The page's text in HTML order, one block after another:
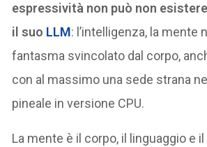
espressività non può non
il suo LLM: l’intelligenza, la mente
fantasma svincolato dal corpo,
con al massimo una sede strana
pineale in versione CPU.
La mente è il corpo, il linguaggio e